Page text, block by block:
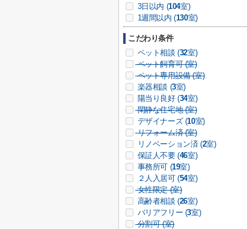
3日以内 (104室)
1週間以内 (130室)
こだわり条件
ペット相談 (32室)
ペット飼育可 (室)
ペット専用設備 (室)
楽器相談 (3室)
陽当り良好 (34室)
閑静な住宅地 (室)
デザイナーズ (10室)
リフォーム済 (室)
リノベーション済 (2室)
保証人不要 (46室)
事務所可 (19室)
２人入居可 (54室)
女性限定 (室)
高齢者相談 (26室)
バリアフリー (3室)
分割可 (室)